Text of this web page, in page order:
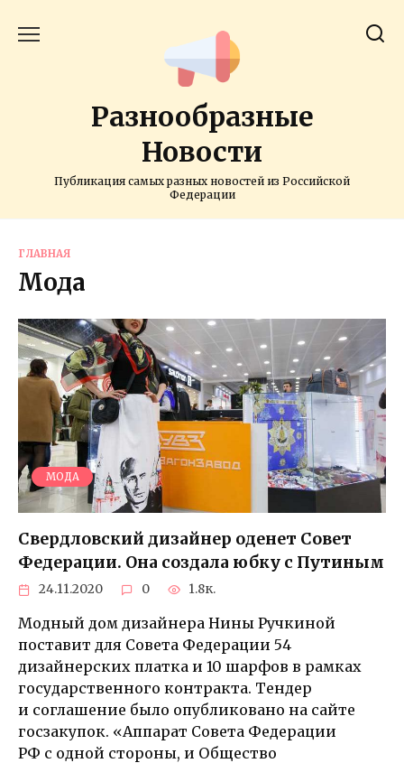
Разнообразные
Новости
Публикация самых разных новостей из Российской
Федерации
ГЛАВНАЯ
Мода
МОДА
Свердловский дизайнер оденет Совет
Федерации. Она создала юбку с Путиным
24.11.2020 0 1.8к.
Модный дом дизайнера Нины Ручкиной
поставит для Совета Федерации 54
дизайнерских платка и 10 шарфов в рамках
государственного контракта. Тендер
и соглашение было опубликовано на сайте
госзакупок. «Аппарат Совета Федерации
РФ с одной стороны, и Общество